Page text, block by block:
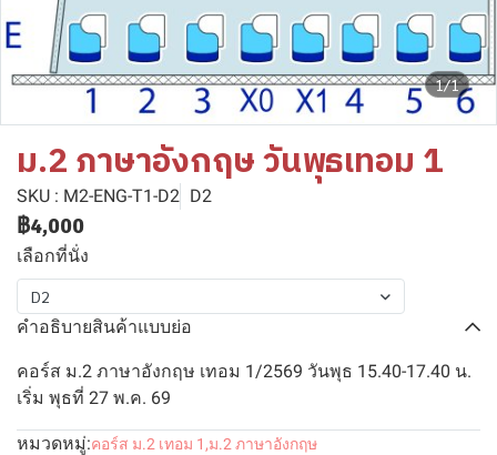
1/1
ม.2 ภาษาอังกฤษ วันพุธเทอม 1
SKU : M2-ENG-T1-D2 D2
฿4,000
เลือกที่นั่ง
D2
คำอธิบายสินค้าแบบย่อ
คอร์ส ม.2 ภาษาอังกฤษ เทอม 1/2569 วันพุธ 15.40-17.40 น.
เริ่ม พุธที่ 27 พ.ค. 69
หมวดหมู่:คอร์ส ม.2 เทอม 1 ,ม.2 ภาษาอังกฤษ